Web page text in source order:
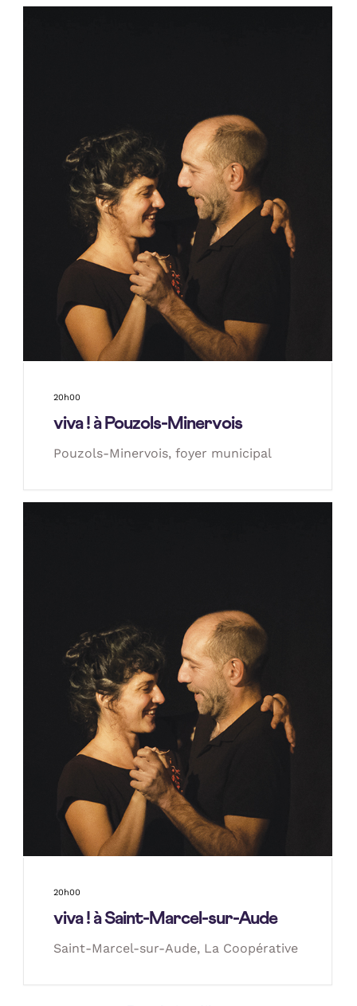
20h00
viva ! à Pouzols-Minervois
Pouzols-Minervois, foyer municipal
20h00
viva ! à Saint-Marcel-sur-Aude
Saint-Marcel-sur-Aude, La Coopérative